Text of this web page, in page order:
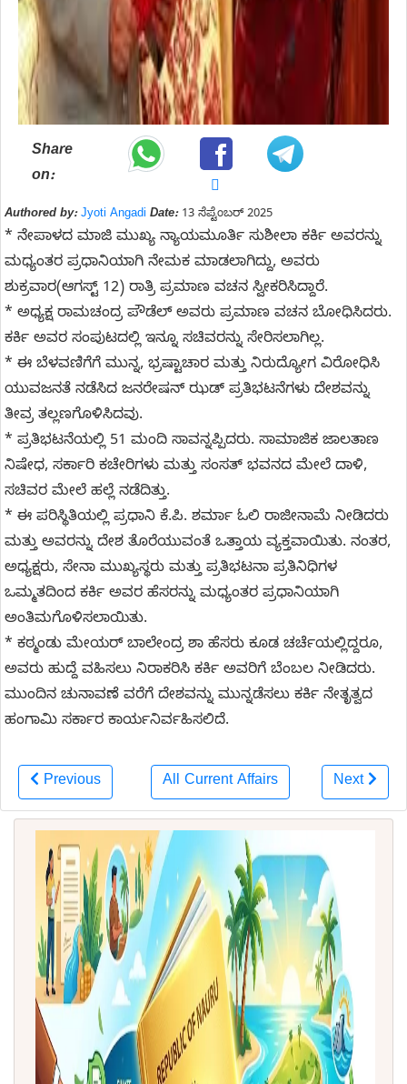
Share
on:
Authored by: Jyoti Angadi Date:13 ಸೆಪ್ಟೆಂಬರ್ 2025
* ನೇಪಾಳದ ಮಾಜಿ ಮುಖ್ಯ ನ್ಯಾಯಮೂರ್ತಿ ಸುಶೀಲಾ ಕರ್ಕಿ ಅವರನ್ನು
ಮಧ್ಯಂತರ ಪ್ರಧಾನಿಯಾಗಿ ನೇಮಕ ಮಾಡಲಾಗಿದ್ದು, ಅವರು
ಶುಕ್ರವಾರ(ಆಗಸ್ಟ್ 12) ರಾತ್ರಿ ಪ್ರಮಾಣ ವಚನ ಸ್ವೀಕರಿಸಿದ್ದಾರೆ.
* ಅಧ್ಯಕ್ಷ ರಾಮಚಂದ್ರ ಪೌಡೆಲ್ ಅವರು ಪ್ರಮಾಣ ವಚನ ಬೋಧಿಸಿದರು.
ಕರ್ಕಿ ಅವರ ಸಂಪುಟದಲ್ಲಿ ಇನ್ನೂ ಸಚಿವರನ್ನು ಸೇರಿಸಲಾಗಿಲ್ಲ.
* ಈ ಬೆಳವಣಿಗೆಗೆ ಮುನ್ನ, ಭ್ರಷ್ಟಾಚಾರ ಮತ್ತು ನಿರುದ್ಯೋಗ ವಿರೋಧಿಸಿ
ಯುವಜನತೆ ನಡೆಸಿದ ಜನರೇಷನ್ ಝಡ್ ಪ್ರತಿಭಟನೆಗಳು ದೇಶವನ್ನು
ತೀವ್ರ ತಲ್ಲಣಗೊಳಿಸಿದವು.
* ಪ್ರತಿಭಟನೆಯಲ್ಲಿ 51 ಮಂದಿ ಸಾವನ್ನಪ್ಪಿದರು. ಸಾಮಾಜಿಕ ಜಾಲತಾಣ
ನಿಷೇಧ, ಸರ್ಕಾರಿ ಕಚೇರಿಗಳು ಮತ್ತು ಸಂಸತ್‌ ಭವನದ ಮೇಲೆ ದಾಳಿ,
ಸಚಿವರ ಮೇಲೆ ಹಲ್ಲೆ ನಡೆದಿತ್ತು.
* ಈ ಪರಿಸ್ಥಿತಿಯಲ್ಲಿ ಪ್ರಧಾನಿ ಕೆ.ಪಿ. ಶರ್ಮಾ ಓಲಿ ರಾಜೀನಾಮೆ ನೀಡಿದರು
ಮತ್ತು ಅವರನ್ನು ದೇಶ ತೊರೆಯುವಂತೆ ಒತ್ತಾಯ ವ್ಯಕ್ತವಾಯಿತು. ನಂತರ,
ಅಧ್ಯಕ್ಷರು, ಸೇನಾ ಮುಖ್ಯಸ್ಥರು ಮತ್ತು ಪ್ರತಿಭಟನಾ ಪ್ರತಿನಿಧಿಗಳ
ಒಮ್ಮತದಿಂದ ಕರ್ಕಿ ಅವರ ಹೆಸರನ್ನು ಮಧ್ಯಂತರ ಪ್ರಧಾನಿಯಾಗಿ
ಅಂತಿಮಗೊಳಿಸಲಾಯಿತು.
* ಕಠ್ಮಂಡು ಮೇಯರ್ ಬಾಲೇಂದ್ರ ಶಾ ಹೆಸರು ಕೂಡ ಚರ್ಚೆಯಲ್ಲಿದ್ದರೂ,
ಅವರು ಹುದ್ದೆ ವಹಿಸಲು ನಿರಾಕರಿಸಿ ಕರ್ಕಿ ಅವರಿಗೆ ಬೆಂಬಲ ನೀಡಿದರು.
ಮುಂದಿನ ಚುನಾವಣೆ ವರೆಗೆ ದೇಶವನ್ನು ಮುನ್ನಡೆಸಲು ಕರ್ಕಿ ನೇತೃತ್ವದ
ಹಂಗಾಮಿ ಸರ್ಕಾರ ಕಾರ್ಯನಿರ್ವಹಿಸಲಿದೆ.
Previous All Current Affairs Next